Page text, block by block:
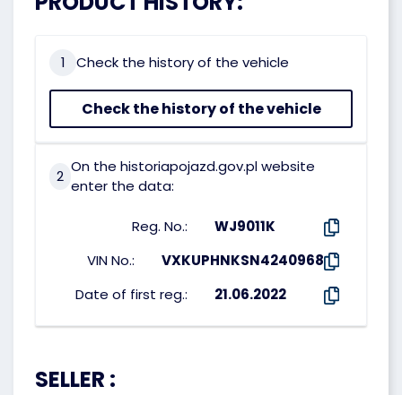
1 Check the history of the vehicle
Check the history of the vehicle
2
On the historiapojazd.gov.pl website
enter the data:
Reg. No.:
WJ9011K
VIN No.:
VXKUPHNKSN4240968
Date of first reg.:
21.06.2022
SELLER :